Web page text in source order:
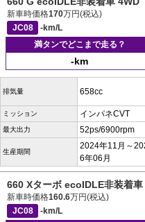
新車時価格170万円(税込)
JC08
-km/L
満タンでどこまで走る？
-km
排気量 658cc
ミッション インパネCVT
最大出力 52ps/6900rpm
生産期間
2024年11月～
6年06月
660 Xターボ ecoIDLE非装着車
新車時価格160.6万円(税込)
JC08
-km/L